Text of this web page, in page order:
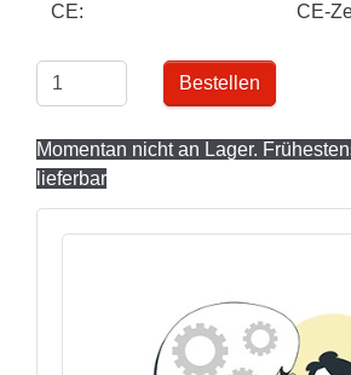
CE: CE-
Bestellen
Momentan nicht an Lager.
lieferbar